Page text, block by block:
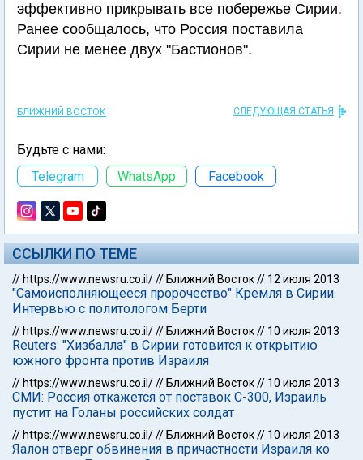
эффективно прикрывать все побережье Сирии.
Ранее сообщалось, что Россия поставила
Сирии не менее двух "Бастионов".
БЛИЖНИЙ ВОСТОК СЛЕДУЮЩАЯ СТАТЬЯ
Будьте с нами:
Telegram
WhatsApp Facebook
ССЫЛКИ ПО ТЕМЕ
// https://www.newsru.co.il/// Ближний Восток// 12 июля 2013
"Самоисполняющееся пророчество" Кремля в Сирии.
Интервью с политологом Берти
// https://www.newsru.co.il/// Ближний Восток// 10 июля 2013
Reuters: "Хизбалла" в Сирии готовится к открытию
южного фронта против Израиля
// https://www.newsru.co.il/// Ближний Восток// 10 июля 2013
СМИ: Россия откажется от поставок С-300, Израиль
пустит на Голаны российских солдат
// https://www.newsru.co.il/// Ближний Восток// 10 июля 2013
Яалон отверг обвинения в причастности Израиля ко